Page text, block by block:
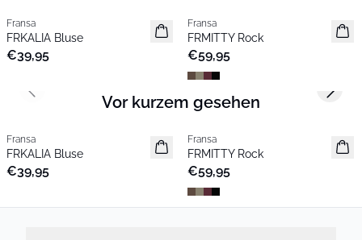
Neu
Fransa
FRKALIA Bluse
€39,95
Neu
Fransa
FRMITTY Rock
€59,95
Vor kurzem gesehen
Neu
Fransa
FRKALIA Bluse
€39,95
Neu
Fransa
FRMITTY Rock
€59,95
Previous slide Next